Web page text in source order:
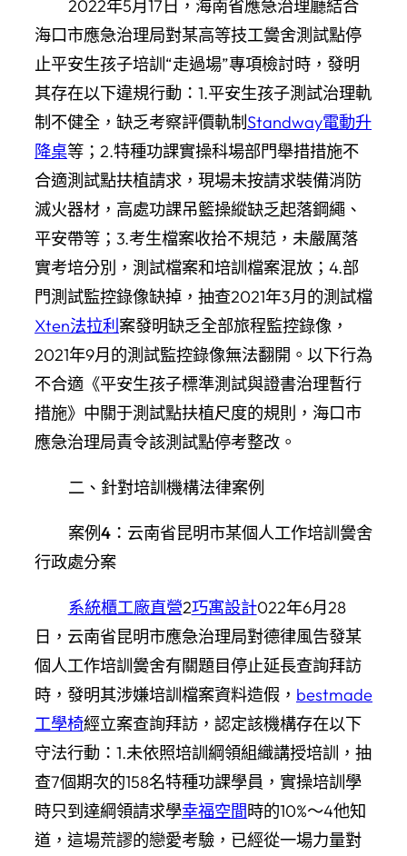
2022年5月17日，海南省應急治理廳結合
海口市應急治理局對某高等技工黌舍測試點停
止平安生孩子培訓“走過場”專項檢討時，發明
其存在以下違規行動：1.平安生孩子測試治理軌
制不健全，缺乏考察評價軌制 Standway電動升
降桌等；2.特種功課實操科場部門舉措措施不
合適測試點扶植請求，現場未按請求裝備消防
滅火器材，高處功課吊籃操縱缺乏起落鋼繩、
平安帶等；3.考生檔案收拾不規范，未嚴厲落
實考培分別，測試檔案和培訓檔案混放；4.部
門測試監控錄像缺掉，抽查2021年3月的測試檔
Xten法拉利 案發明缺乏全部旅程監控錄像，
2021年9月的測試監控錄像無法翻開。以下行為
不合適《平安生孩子標準測試與證書治理暫行
措施》中關于測試點扶植尺度的規則，海口市
應急治理局責令該測試點停考整改。
二、針對培訓機構法律案例
案例4：云南省昆明市某個人工作培訓黌舍
行政處分案
系統櫃工廠直營2巧寓設計022年6月28
日，云南省昆明市應急治理局對德律風告發某
個人工作培訓黌舍有關題目停止延長查詢拜訪
時，發明其涉嫌培訓檔案資料造假， bestmade
工學椅經立案查詢拜訪，認定該機構存在以下
守法行動：1.未依照培訓綱領組織講授培訓，抽
查7個期次的158名特種功課學員，實操培訓學
時只到達綱領請求學幸福空間時的10%～4他知
道，這場荒謬的戀愛考驗，已經從一場力量對